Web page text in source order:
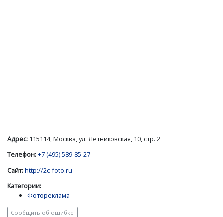
Адрес: 115114, Москва, ул. Летниковская, 10, стр. 2
Телефон:+7 (495) 589-85-27
Сайт:http://2c-foto.ru
Категории:
Фотореклама
Сообщить об ошибке